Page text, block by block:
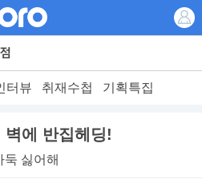
터뷰 취재수첩 기획특집
에 반집헤딩!
둑 싫어해